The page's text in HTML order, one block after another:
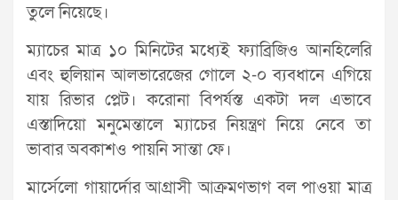
তুলে নিয়েছে।
ম্যাচের মাত্র ১০ মিনিটের মধ্যেই ফ্যাব্রিজিও আনহিলেরি
এবং হুলিয়ান আলভারেজের গোলে ২-০ ব্যবধানে এগিয়ে
যায় রিভার প্লেট। করোনা বিপর্যস্ত একটা দল এভাবে
এস্তাদিয়ো মনুমেন্তালে ম্যাচের নিয়ন্ত্রণ নিয়ে নেবে তা
ভাবার অবকাশও পায়নি সান্তা ফে।
মার্সেলো গায়ার্দোর আগ্রাসী আক্রমণভাগ বল পাওয়া মাত্র